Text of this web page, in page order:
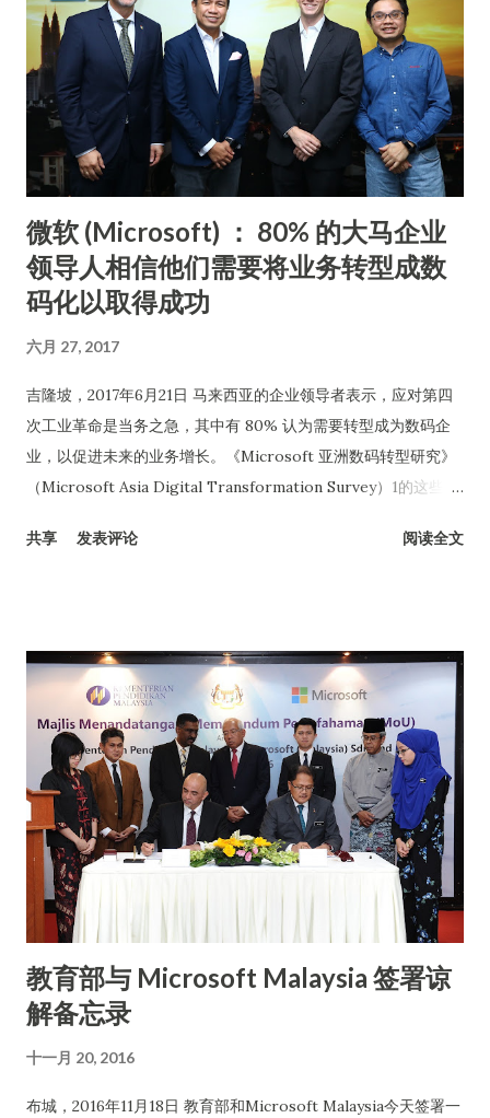
微软 (Microsoft) ： 80% 的大马企业
领导人相信他们需要将业务转型成数
码化以取得成功
六月 27, 2017
吉隆坡，2017年6月21日 马来西亚的企业领导者表示，应对第四
次工业革命是当务之急，其中有 80% 认为需要转型成为数码企
业，以促进未来的业务增长。《Microsoft 亚洲数码转型研究》
（Microsoft Asia Digital Transformation Survey）1的这些重
导者意识到务必尽快进行数码转型,以应对不断变化的商业环境，
19% 受访企业领导者的数码转型策略非常有限，或根本没有任何
有关策略。 (L - R) Michal Golebiewski, Chief Marketing &
Operations Officer, Microsoft Malaysia; Norhizam bin Abdul
Kadir, Vice President, Growth Ecosystem Development,
Malaysia Digital Economy Corporation (MDEC), Keegan
Flynn, Co-Founder of Doctor2U and Andre Chan, IT
Director - Technology at Nando's Malaysia & Singapore 马
来西亚 Microsoft 首席市场营销与运营专员 Michal
Golebiewski 说：“《Microsoft 亚洲数码转型研究》显示，企
业领导者已开始采取必要行动进行数码转型，以应对企业面对的
挑战和商机。我们了解，在面对各产业的市场遽变时，如果企业
演进速度不够快将会失去竞争力或甚至被淘汰。我们迫切希望各
积极实现数码转型，与时并进。Microsoft 相信，数码转型涉及
四大关键支柱，这包括赋予员工能力、吸引顾客、优化营运，及
共享 发表评论 阅读全文
教育部与 Microsoft Malaysia 签署谅
解备忘录
十一月 20, 2016
布城，2016年11月18日 教育部和Microsoft Malaysia今天签署一